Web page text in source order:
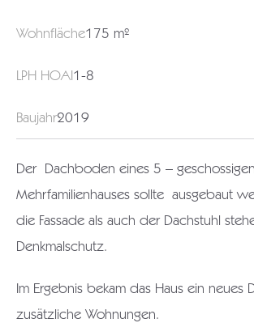
Wohnfläche175 m²
LPH HOAI1-8
Baujahr2019
Der Dachboden eines 5 – geschossigen
Mehrfamilienhauses sollte ausgebaut
die Fassade als auch der Dachstuhl
Denkmalschutz.
Im Ergebnis bekam das Haus ein neues
zusätzliche Wohnungen.